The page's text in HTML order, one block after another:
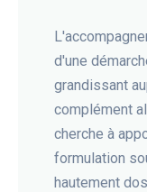
d'une
grandissant
complément
cherche à
formulation
hautement